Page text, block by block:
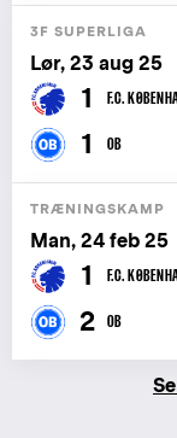
3F SUPERLIGA
Lør, 23 aug 25
1 F.C.
1 OB
TRÆNINGSKAMP
Man, 24 feb 25
1 F.C.
2 OB